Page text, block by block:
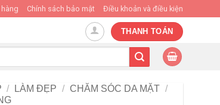
Chính sách bảo mật Điều khoản và điều kiện
THANH TOÁN
/ LÀM ĐẸP / CHĂM SÓC DA MẶT /